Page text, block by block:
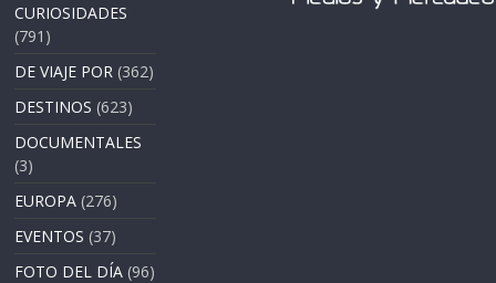
CURIOSIDADES
(791)
DE VIAJE POR (362)
DESTINOS (623)
DOCUMENTALES
(3)
EUROPA (276)
EVENTOS (37)
FOTO DEL DÍA (96)